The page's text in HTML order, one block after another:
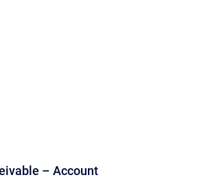
– Account